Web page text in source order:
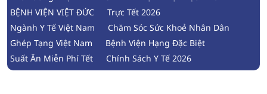
BỆNH VIỆN VIỆT ĐỨC
Trực Tết 2026
Ngành Y Tế Việt Nam
Chăm Sóc Sức Khoẻ Nhân Dân
Ghép Tạng Việt Nam
Bệnh Viện Hạng Đặc Biệt
Suất Ăn Miễn Phí Tết
Chính Sách Y Tế 2026